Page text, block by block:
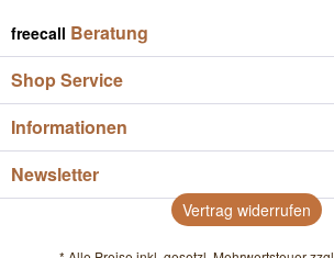
freecall Beratung
Shop Service
Informationen
Newsletter
Vertrag widerrufen